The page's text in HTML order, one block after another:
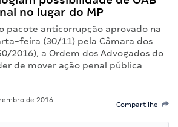
no lugar do MP
pacote anticorrupção aprovado na
feira (30/11) pela Câmara dos
2016), a Ordem dos Advogados do
de mover ação penal pública
de 2016
Compartilhe